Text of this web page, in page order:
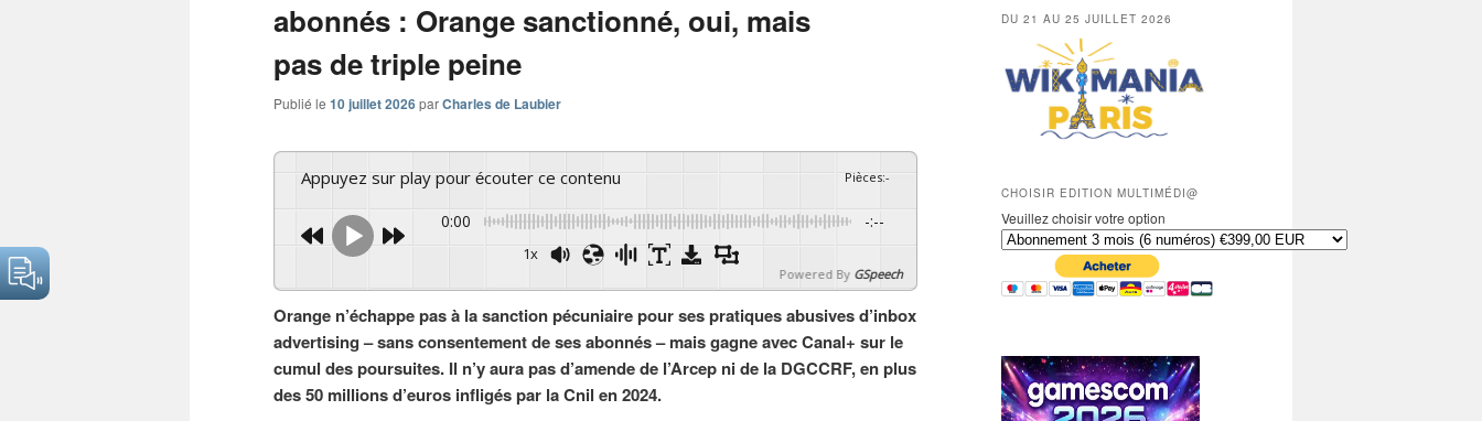
abonnés : Orange sanctionné, oui, mais
pas de triple peine
Publié le 10 juillet 2026parCharles de Laubier
Appuyez sur play pour écouter ce contenu Pièces:-
0:00 -:--
1x
Powered By GSpeech
Orange n’échappe pas à la sanction pécuniaire pour ses pratiques abusives d’inbox
advertising – sans consentement de ses abonnés – mais gagne avec Canal+ sur le
cumul des poursuites. Il n’y aura pas d’amende de l’Arcep ni de la DGCCRF, en plus
des 50 millions d’euros infligés par la Cnil en 2024.
DU 21 AU 25 JUILLET 2026
CHOISIR EDITION MULTIMÉDI@
Veuillez choisir votre option